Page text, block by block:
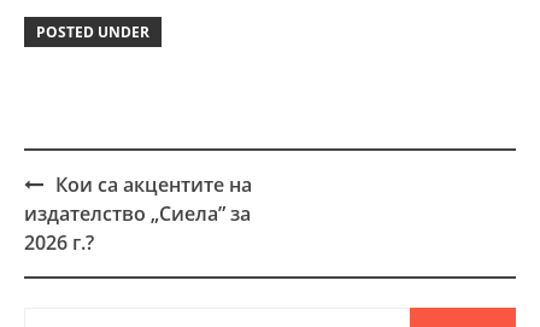
POSTED UNDER
Post
navigation
Кои са акцентите на
издателство „Сиела” за
2026 г.?